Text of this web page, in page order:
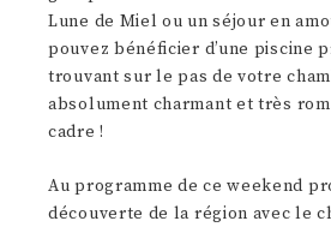
Lune de Miel ou un séjour en
pouvez bénéficier d’une piscine
trouvant sur le pas de votre
absolument charmant et très
cadre !
Au programme de ce weekend
découverte de la région avec le